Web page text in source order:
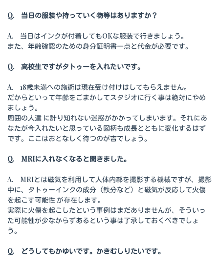
Q. 当日の服装や持っていく物等はありますか？
A. 当日はインクが付着してもOKな服装で行きましょう。
また、年齢確認のための身分証明書一点と代金が必要です。
Q. 高校生ですがタトゥーを入れたいです。
A. 18歳未満への施術は現在受け付けはしてもらえません。
だからといって年齢をごまかしてスタジオに行く事は絶対にやめ
ましょう。
周囲の人達 に計り知れない迷惑がかかってしまいます。それにあ
なたが今入れたいと思っている図柄も成長とともに変化するはず
です。ここはおとなしく待つのが吉でしょう。
Q. MRIに入れなくなると聞きました。
A. MRIとは磁気を利用して人体内部を撮影する機械ですが、撮影
中に、タトゥーインクの成分（鉄分など）と磁気が反応して火傷
を起こす可能性 が存在します。
実際に火傷を起こしたという事例はまだありませんが、そういっ
た可能性が少なからずあるという事は了承しておくべきでしょ
う。
Q. どうしてもかゆいです。かきむしりたいです。